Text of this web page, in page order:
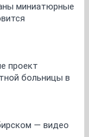
миниатюрные
проект
больницы в
— видео